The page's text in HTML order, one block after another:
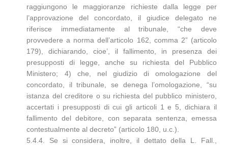
raggiungono le maggioranze richieste dalla legge per
l’approvazione del concordato, il giudice delegato ne
riferisce immediatamente al tribunale, “che deve
provvedere a norma dell’articolo 162, comma 2” (articolo
179), dichiarando, cioe’, il fallimento, in presenza dei
presupposti di legge, anche su richiesta del Pubblico
Ministero; 4) che, nel giudizio di omologazione del
concordato, il tribunale, se denega l’omologazione, “su
istanza del creditore o su richiesta del pubblico ministero,
accertati i presupposti di cui gli articoli 1 e 5, dichiara il
fallimento del debitore, con separata sentenza, emessa
contestualmente al decreto” (articolo 180, u.c.).
5.4.4. Se si considera, inoltre, il dettato della L. Fall.,